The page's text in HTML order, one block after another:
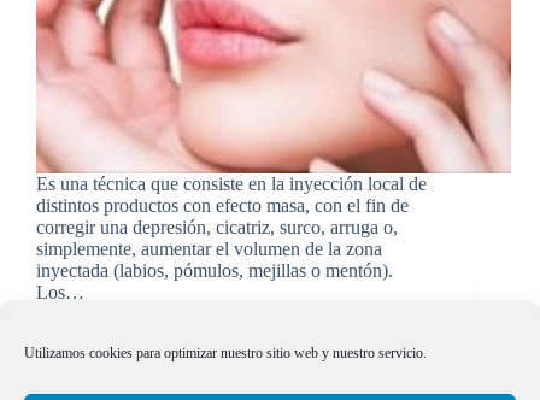
Utilizamos cookies para optimizar nuestro sitio web y nuestro servicio.
Es una técnica que consiste en la inyección local de
distintos productos con efecto masa, con el fin de
corregir una depresión, cicatriz, surco, arruga o,
simplemente, aumentar el volumen de la zona
inyectada (labios, pómulos, mejillas o mentón).
Los…